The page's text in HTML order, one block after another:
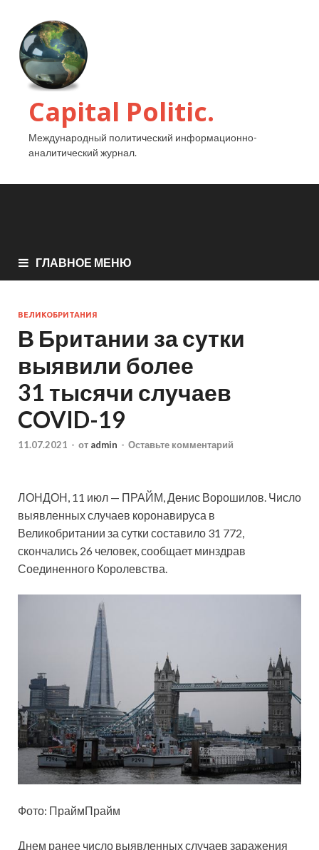
Capital Politic.
Международный политический информационно-
аналитический журнал.
ГЛАВНОЕ МЕНЮ
ВЕЛИКОБРИТАНИЯ
В Британии за сутки
выявили более
31 тысячи случаев
COVID-19
11.07.2021 - от admin - Оставьте комментарий
ЛОНДОН, 11 июл — ПРАЙМ, Денис Ворошилов. Число
выявленных случаев коронавируса в
Великобритании за сутки составило 31 772,
скончались 26 человек, сообщает минздрав
Соединенного Королевства.
Фото: ПраймПрайм
Днем ранее число выявленных случаев заражения